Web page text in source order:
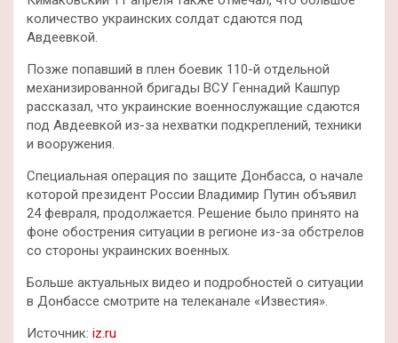
количество украинских солдат сдаются под
Авдеевкой.
Позже попавший в плен боевик 110-й отдельной
механизированной бригады ВСУ Геннадий Кашпур
рассказал, что украинские военнослужащие сдаются
под Авдеевкой из-за нехватки подкреплений, техники
и вооружения.
Специальная операция по защите Донбасса, о начале
которой президент России Владимир Путин объявил
24 февраля, продолжается. Решение было принято на
фоне обострения ситуации в регионе из-за обстрелов
со стороны украинских военных.
Больше актуальных видео и подробностей о ситуации
в Донбассе смотрите на телеканале «Известия».
Источник: iz.ru